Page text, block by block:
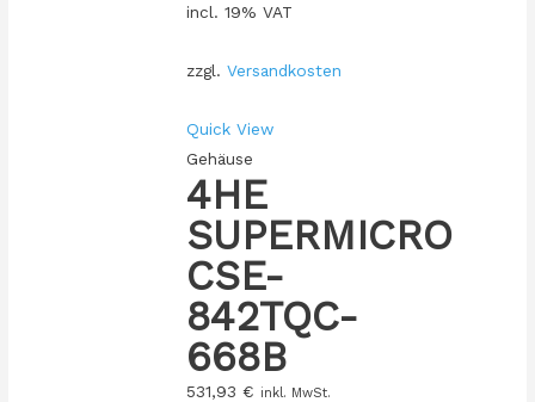
incl. 19% VAT
zzgl. Versandkosten
Quick View
Gehäuse
4HE
SUPERMICRO
CSE-
842TQC-
668B
531,93 € inkl. MwSt.